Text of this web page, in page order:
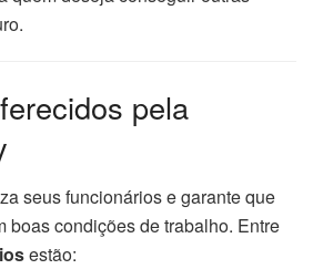
pela
seus funcionários e garante que
boas condições de trabalho. Entre
estão: